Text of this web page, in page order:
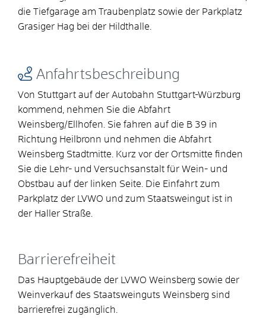
die Tiefgarage am Traubenplatz sowie der Parkplatz
Grasiger Hag bei der Hildthalle.
Anfahrtsbeschreibung
Von Stuttgart auf der Autobahn Stuttgart-Würzburg
kommend, nehmen Sie die Abfahrt
Weinsberg/Ellhofen. Sie fahren auf die B 39 in
Richtung Heilbronn und nehmen die Abfahrt
Weinsberg Stadtmitte. Kurz vor der Ortsmitte finden
Sie die Lehr- und Versuchsanstalt für Wein- und
Obstbau auf der linken Seite. Die Einfahrt zum
Parkplatz der LVWO und zum Staatsweingut ist in
der Haller Straße.
Barrierefreiheit
Das Hauptgebäude der LVWO Weinsberg sowie der
Weinverkauf des Staatsweinguts Weinsberg sind
barrierefrei zugänglich.